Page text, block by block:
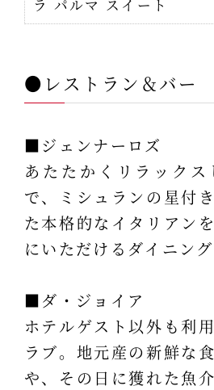
ラ パルマ スイート
●レストラン＆バー
■ジェンナーロズ
あたたかくリラック
で、ミシュランの星付
た本格的なイタリアン
にいただけるダイニング
■ダ・ジョイア
ホテルゲスト以外も利
ラブ。地元産の新鮮な
や、その日に獲れた魚